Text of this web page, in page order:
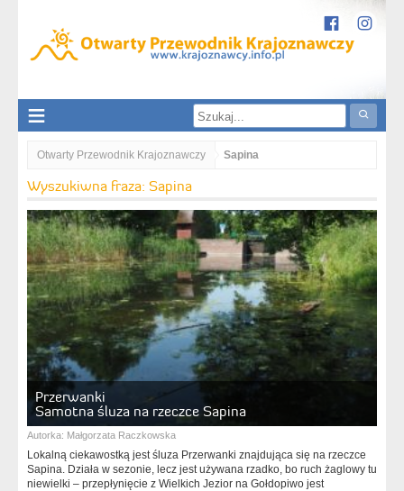
Otwarty Przewodnik Krajoznawczy Sapina
Wyszukiwna fraza: Sapina
Przerwanki
Samotna śluza na rzeczce Sapina
Autorka: Małgorzata Raczkowska
Lokalną ciekawostką jest śluza Przerwanki znajdująca się na rzeczce
Sapina. Działa w sezonie, lecz jest używana rzadko, bo ruch żaglowy tu
niewielki – przepłynięcie z Wielkich Jezior na Gołdopiwo jest